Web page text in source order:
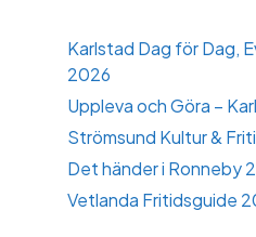
Karlstad Dag för Dag,
2026
Uppleva och Göra –
Strömsund Kultur &
Det händer i Ronneby
Vetlanda Fritidsguide